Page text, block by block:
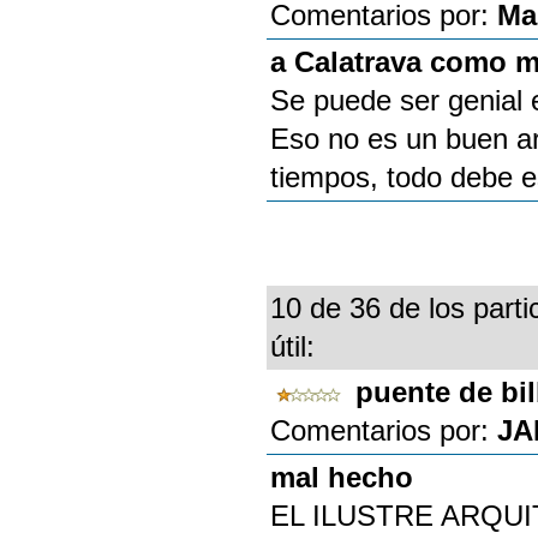
Comentarios por:
a Calatrava como
Se puede ser genial
Eso no es un buen
tiempos, todo debe
10 de 36 de los
útil:
puente de
Comentarios por:
mal hecho
EL ILUSTRE